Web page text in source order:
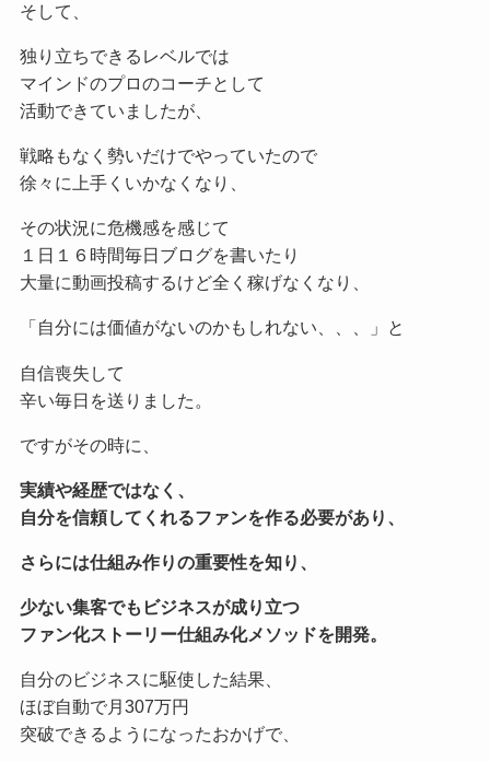
そして、
独り立ちできるレベルでは
マインドのプロのコーチとして
活動できていましたが、
戦略もなく勢いだけでやっていたので
徐々に上手くいかなくなり、
その状況に危機感を感じて
１日１６時間毎日ブログを書いたり
大量に動画投稿するけど全く稼げなくなり、
「自分には価値がないのかもしれない、、、」と
自信喪失して
辛い毎日を送りました。
ですがその時に、
実績や経歴ではなく、
自分を信頼してくれるファンを作る必要があり、
さらには仕組み作りの重要性を知り、
少ない集客でもビジネスが成り立つ
ファン化ストーリー仕組み化メソッドを開発。
自分のビジネスに駆使した結果、
ほぼ自動で月307万円
突破できるようになったおかげで、